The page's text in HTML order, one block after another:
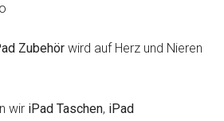
Zubehör wird auf Herz und Nieren
wir iPad Taschen, iPad